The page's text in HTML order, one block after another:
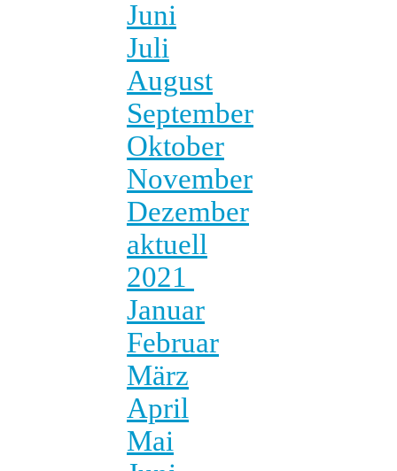
Juni
Juli
August
September
Oktober
November
Dezember
aktuell
2021
Januar
Februar
März
April
Mai